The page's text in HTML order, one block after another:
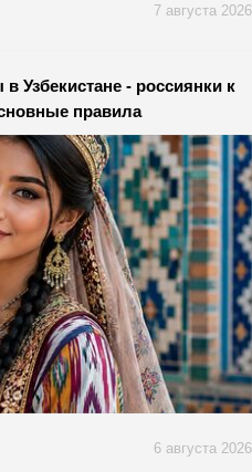
7 августа 2026
Узбекистане - россиянки к
правила
6 августа 2026